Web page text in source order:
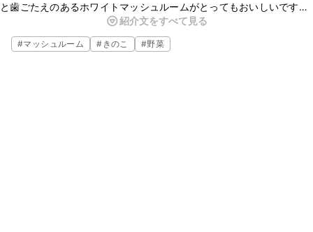
と歯ごたえのあるホワイトマッシュルームがとってもおいしいです
よ。簡単に作ることが出来るので、おもてなしの際にもぴったりです
よ。ぜひお試しくださいね。
紹介文をすべて見る
#マッシュルーム # きのこ #野菜